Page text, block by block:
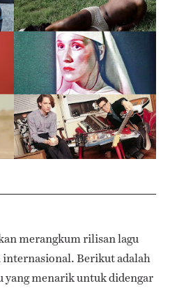
merangkum rilisan lagu
Berikut adalah
yang menarik untuk didengar